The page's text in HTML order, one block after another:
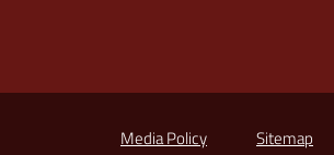
Media Policy Sitemap